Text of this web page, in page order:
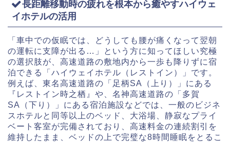
長距離移動時の疲れを根本から癒やすハイウェ
イホテルの活用
「車中での仮眠では、どうしても腰が痛くなって翌朝
の運転に支障が出る…」という方に知ってほしい究極
の選択肢が、高速道路の敷地内から一歩も降りずに宿
泊できる「ハイウェイホテル（レストイン）」です。
例えば、東名高速道路の「足柄SA（上り）」にある
『レストイン時之栖』や、名神高速道路の「多賀
SA（下り）」にある宿泊施設などでは、一般のビジネ
スホテルと同等以上のベッド、大浴場、静寂なプライ
ベート客室が完備されており、高速料金の連続割引を
維持したまま、ベッドの上で完璧な8時間睡眠をとるこ